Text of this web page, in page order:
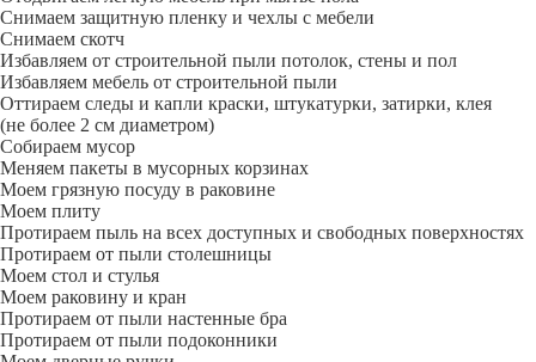
Снимаем защитную пленку и чехлы с мебели
Снимаем скотч
Избавляем от строительной пыли потолок, стены и пол
Избавляем мебель от строительной пыли
Оттираем следы и капли краски, штукатурки, затирки, клея
(не более 2 см диаметром)
Собираем мусор
Меняем пакеты в мусорных корзинах
Моем грязную посуду в раковине
Моем плиту
Протираем пыль на всех доступных и свободных поверхностях
Протираем от пыли столешницы
Моем стол и стулья
Моем раковину и кран
Протираем от пыли настенные бра
Протираем от пыли подоконники